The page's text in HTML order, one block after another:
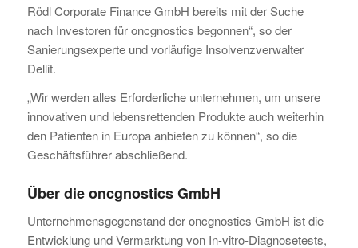
Rödl Corporate Finance GmbH bereits mit der Suche
nach Investoren für oncgnostics begonnen“, so der
Sanierungsexperte und vorläufige Insolvenzverwalter
Dellit.
„Wir werden alles Erforderliche unternehmen, um unsere
innovativen und lebensrettenden Produkte auch weiterhin
den Patienten in Europa anbieten zu können“, so die
Geschäftsführer abschließend.
Über die oncgnostics GmbH
Unternehmensgegenstand der oncgnostics GmbH ist die
Entwicklung und Vermarktung von In-vitro-Diagnosetests,